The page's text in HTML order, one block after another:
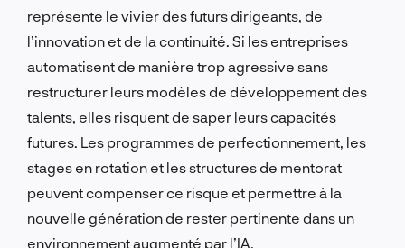
représente le vivier des futurs dirigeants, de
l’innovation et de la continuité. Si les entreprises
automatisent de manière trop agressive sans
restructurer leurs modèles de développement des
talents, elles risquent de saper leurs capacités
futures. Les programmes de perfectionnement, les
stages en rotation et les structures de mentorat
peuvent compenser ce risque et permettre à la
nouvelle génération de rester pertinente dans un
environnement augmenté par l’IA.